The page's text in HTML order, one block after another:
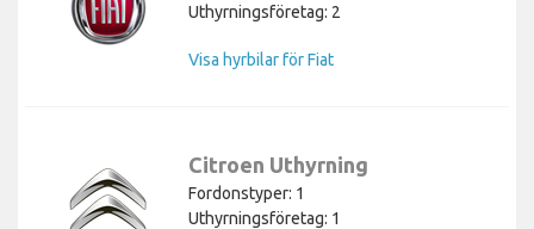
Uthyrningsföretag: 2
Visa hyrbilar för Fiat
Citroen Uthyrning
Fordonstyper: 1
Uthyrningsföretag: 1